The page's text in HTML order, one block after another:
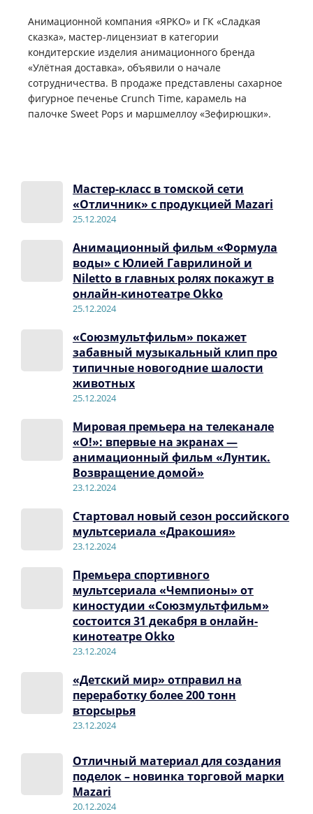
Анимационной компания «ЯРКО» и ГК «Сладкая
сказка», мастер-лицензиат в категории
кондитерские изделия анимационного бренда
«Улётная доставка», объявили о начале
сотрудничества. В продаже представлены сахарное
фигурное печенье Crunch Time, карамель на
палочке Sweet Pops и маршмеллоу «Зефирюшки».
Мастер-класс в томской сети
«Отличник» с продукцией Mazari
25.12.2024
Анимационный фильм «Формула
воды» с Юлией Гаврилиной и
Niletto в главных ролях покажут в
онлайн-кинотеатре Оkko
25.12.2024
«Союзмультфильм» покажет
забавный музыкальный клип про
типичные новогодние шалости
животных
25.12.2024
Мировая премьера на телеканале
«О!»: впервые на экранах —
анимационный фильм «Лунтик.
Возвращение домой»
23.12.2024
Стартовал новый сезон российского
мультсериала «Дракошия»
23.12.2024
Премьера спортивного
мультсериала «Чемпионы» от
киностудии «Союзмультфильм»
состоится 31 декабря в онлайн-
кинотеатре Okko
23.12.2024
«Детский мир» отправил на
переработку более 200 тонн
вторсырья
23.12.2024
Отличный материал для создания
поделок – новинка торговой марки
Mazari
20.12.2024